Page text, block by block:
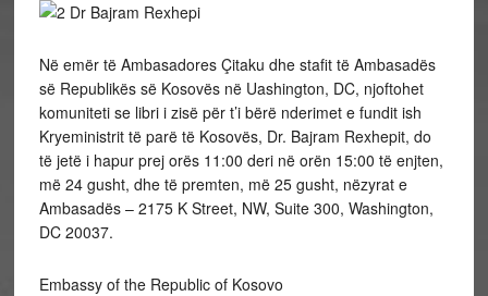
Në emër të Ambasadores Çitaku dhe stafit të Ambasadës
së Republikës së Kosovës në Uashington, DC, njoftohet
komuniteti se libri i zisë për t’i bërë nderimet e fundit ish
Kryeministrit të parë të Kosovës, Dr. Bajram Rexhepit, do
të jetë i hapur prej orës 11:00 deri në orën 15:00 të enjten,
më 24 gusht, dhe të premten, më 25 gusht, nëzyrat e
Ambasadës – 2175 K Street, NW, Suite 300, Washington,
DC 20037.
Embassy of the Republic of Kosovo